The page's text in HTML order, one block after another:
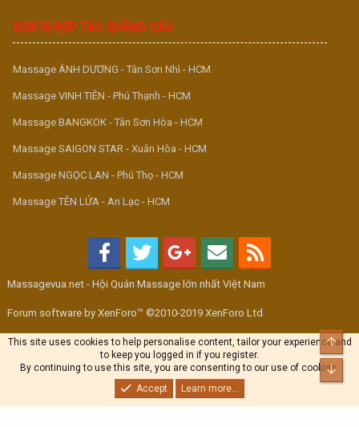
ĐƠN VỊ HỢP TÁC QUẢNG CÁO
Massage ÁNH DƯƠNG - Tân Sơn Nhì - HCM
Massage VINH TIÊN - Phú Thạnh - HCM
Massage BANGKOK - Tân Sơn Hòa - HCM
Massage SAIGON STAR - Xuân Hòa - HCM
Massage NGỌC LAN - Phú Thọ - HCM
Massage TÊN LỬA - An Lạc - HCM
Massagevua.net - Hội Quán Massage lớn nhất Việt Nam
Forum software by XenForo™ ©2010-2019 XenForo Ltd.
This site uses cookies to help personalise content, tailor your experience and
to keep you logged in if you register.
By continuing to use this site, you are consenting to our use of cookies.
Accept
Learn more...
Top